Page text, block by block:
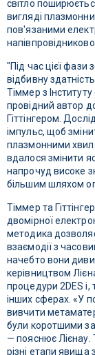
світло
вигляді
пов'язаними
"Під час цієї фази
відбивну
Тіммер з
провідний автор
Гіттінгером.
імпульс, щоб
плазмонними
вдалося змінити
напрочуд високе
більшим шляхом
Тіммер та
двомірної
методика
взаємодії з
начебто вони
керівництвом
процедури 2DES
інших сферах. «У
вивчити
були коротшими
— пояснює Лієнау.
різні етапи явища